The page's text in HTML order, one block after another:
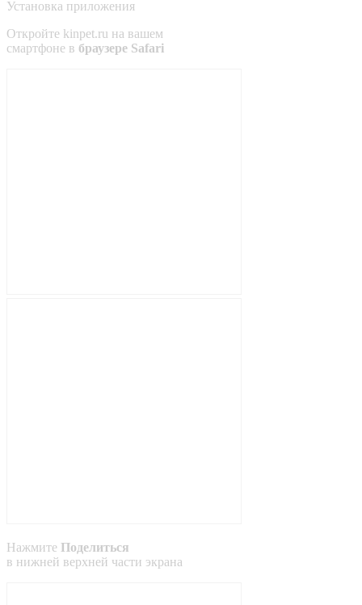
Установка приложения
Откройте kinpet.ru на вашем
смартфоне в браузере Safari
Нажмите Поделиться
в нижней верхней части экрана